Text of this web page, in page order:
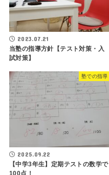
2023.07.21
当塾の指導方針【テスト対策・入
試対策】
塾での指導
2025.09.22
【中学3年生】定期テストの数学で
100点！